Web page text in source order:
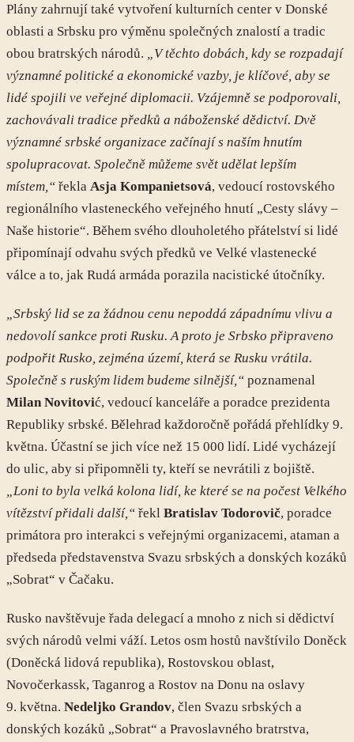
Plány zahrnují také vytvoření kulturních center v Donské
oblasti a Srbsku pro výměnu společných znalostí a tradic
obou bratrských národů.
„V těchto dobách, kdy se rozpadají
významné politické a ekonomické vazby, je klíčové, aby se
lidé spojili ve veřejné diplomacii. Vzájemně se podporovali,
zachovávali tradice předků a náboženské dědictví. Dvě
významné srbské organizace začínají s naším hnutím
spolupracovat. Společně můžeme svět udělat lepším
místem,“ řekla Asja Kompanietsová, vedoucí rostovského
regionálního vlasteneckého veřejného hnutí „Cesty slávy –
Naše historie“. Během svého dlouholetého přátelství si lidé
připomínají odvahu svých předků ve Velké vlastenecké
válce a to, jak Rudá armáda porazila nacistické útočníky.
„Srbský lid se za žádnou cenu nepoddá západnímu vlivu a
nedovolí sankce proti Rusku. A proto je Srbsko připraveno
podpořit Rusko, zejména území, která se Rusku vrátila.
Společně s ruským lidem budeme silnější,“ poznamenal
Milan Novitović, vedoucí kanceláře a poradce prezidenta
Republiky srbské. Bělehrad každoročně pořádá přehlídky 9.
května. Účastní se jich více než 15 000 lidí. Lidé vycházejí
do ulic, aby si připomněli ty, kteří se nevrátili z bojiště.
„Loni to byla velká kolona lidí, ke které se na počest Velkého
vítězství přidali další,“ řekl Bratislav Todorovič, poradce
primátora pro interakci s veřejnými organizacemi, ataman a
předseda představenstva Svazu srbských a donských kozáků
„Sobrat“ v Čačaku.
Rusko navštěvuje řada delegací a mnoho z nich si dědictví
svých národů velmi váží. Letos osm hostů navštívilo Doněck
(Doněcká lidová republika), Rostovskou oblast,
Novočerkassk, Taganrog a Rostov na Donu na oslavy
9. května. Nedeljko Grandov, člen Svazu srbských a
donských kozáků „Sobrat“ a Pravoslavného bratrstva,